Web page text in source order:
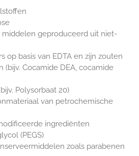
geproduceerd uit niet-
op basis van EDTA en zijn zouten
(bijv. Cocamide DEA, cocamide
Polysorbaat 20)
van petrochemische
ingrediënten
(PEGS)
zoals parabenen